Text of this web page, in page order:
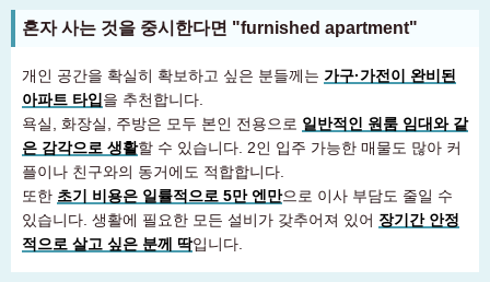
혼자 사는 것을 중시한다면 "furnished apartment"
개인 공간을 확실히 확보하고 싶은 분들께는 가구·가전이 완비된
아파트 타입을 추천합니다.
욕실, 화장실, 주방은 모두 본인 전용으로 일반적인 원룸 임대와 같
은 감각으로 생활할 수 있습니다. 2인 입주 가능한 매물도 많아 커
플이나 친구와의 동거에도 적합합니다.
또한 초기 비용은 일률적으로 5만 엔만으로 이사 부담도 줄일 수
있습니다. 생활에 필요한 모든 설비가 갖추어져 있어 장기간 안정
적으로 살고 싶은 분께 딱입니다.